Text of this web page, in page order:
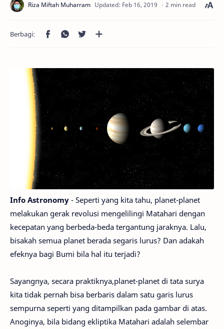
2 min read
Info Astronomy - Seperti yang kita tahu, planet-planet
melakukan gerak revolusi mengelilingi Matahari dengan
kecepatan yang berbeda-beda tergantung jaraknya. Lalu,
bisakah semua planet berada segaris lurus? Dan adakah
efeknya bagi Bumi bila hal itu terjadi?
Sayangnya, secara praktiknya,planet-planet di tata surya
kita tidak pernah bisa berbaris dalam satu garis lurus
sempurna seperti yang ditampilkan pada gambar di atas.
Anoginya, bila bidang ekliptika Matahari adalah selembar